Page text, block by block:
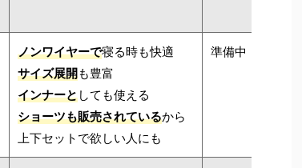
ノンワイヤーで寝る時も快適
サイズ展開も豊富
インナーとしても使える
ショーツも販売されているから
上下セットで欲しい人にも
準備中